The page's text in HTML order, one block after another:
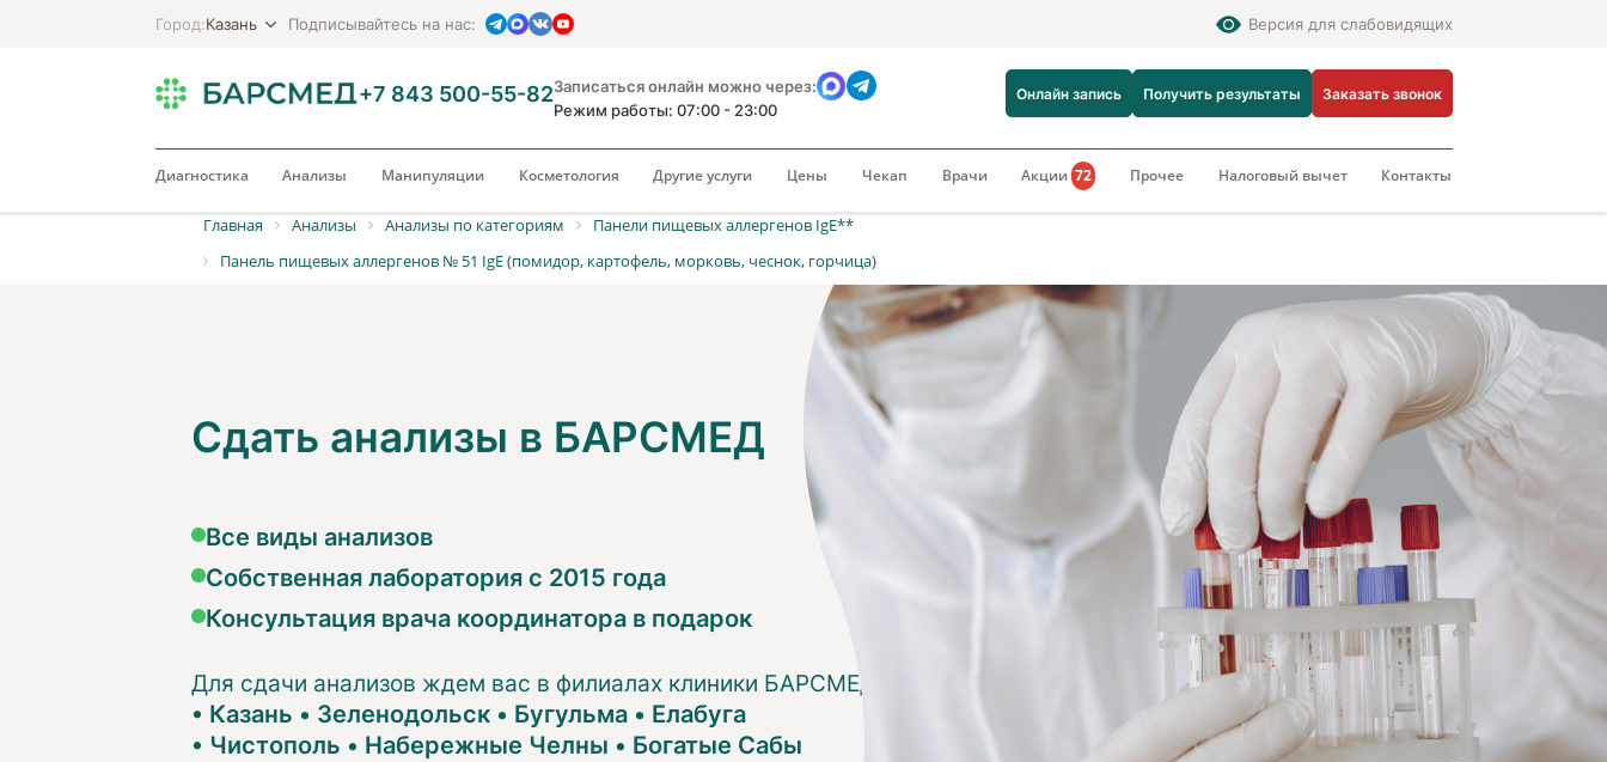
Город:Казань Подписывайтесь на нас: Версия для слабовидящих
+7 843 500-55-82Записаться онлайн можно через:
Режим работы: 07:00 - 23:00
Онлайн запись Получить результаты Заказать звонок
Диагностика Анализы Манипуляции Косметология Другие услуги Цены Чекап Врачи Акции72 Прочее Налоговый вычет Контакты
Главная Анализы Анализы по категориям
Панели пищевых аллергенов IgE**
Панель пищевых аллергенов № 51 IgE (помидор, картофель, морковь, чеснок, горчица)
Сдать анализы в БАРСМЕД
Все виды анализов
Собственная лаборатория с 2015 года
Консультация врача координатора в подарок
Для сдачи анализов ждем вас в филиалах клиники БАРСМЕД:
• Казань • Зеленодольск• Бугульма• Елабуга
• Чистополь • Набережные Челны • Богатые Сабы